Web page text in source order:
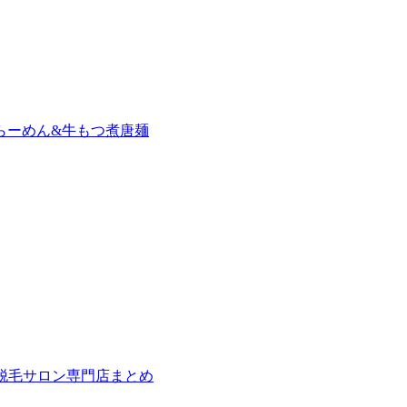
ーめん&牛もつ煮唐麺
毛サロン専門店まとめ